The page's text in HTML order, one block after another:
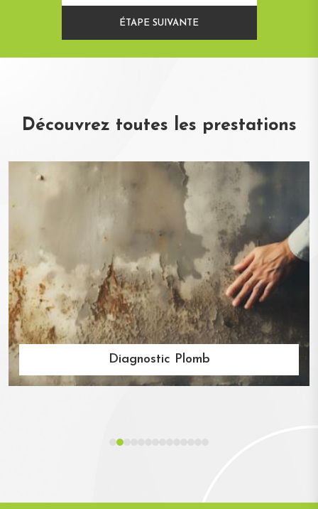
ÉTAPE SUIVANTE
Découvrez toutes les prestations
Diagnostic Plomb